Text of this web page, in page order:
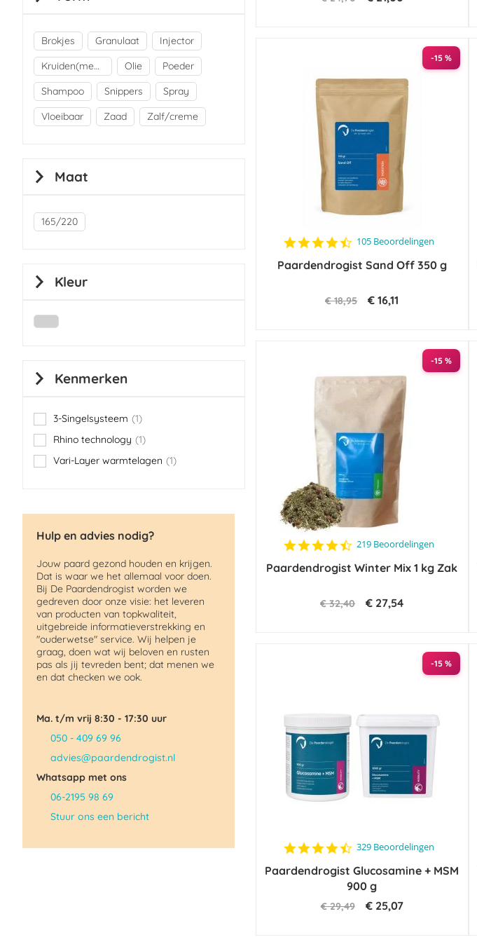
-15 %
4.4
rating
105 Beoordelingen
Paardendrogist Sand Off 350 g
€ 18,95 € 16,11
-15 %
4.5
rating
219 Beoordelingen
Paardendrogist Winter Mix 1 kg Zak
€ 32,40 € 27,54
-15 %
4.6
rating
329 Beoordelingen
Paardendrogist Glucosamine + MSM
900 g
€ 29,49 € 25,07
Brokjes Granulaat
Injector
Kruiden(mengsels)
Olie
Poeder
Shampoo
Snippers
Spray
Vloeibaar
Zaad Zalf/creme
Maat
165/220
Kleur
Kenmerken
3-Singelsysteem 1
item
Rhino technology
1
item
Vari-Layer warmtelagen
1
item
Hulp en advies nodig?
Jouw paard gezond houden en krijgen.
Dat is waar we het allemaal voor doen.
Bij De Paardendrogist worden we
gedreven door onze visie: het leveren
van producten van topkwaliteit,
uitgebreide informatieverstrekking en
"ouderwetse" service. Wij helpen je
graag, doen wat wij beloven en rusten
pas als jij tevreden bent; dat menen we
en dat checken we ook.
Ma. t/m vrij 8:30 - 17:30 uur
050 - 409 69 96
advies@paardendrogist.nl
Whatsapp met ons
06-2195 98 69
Stuur ons een bericht